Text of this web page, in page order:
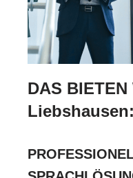
DAS BIETEN
Liebshausen: